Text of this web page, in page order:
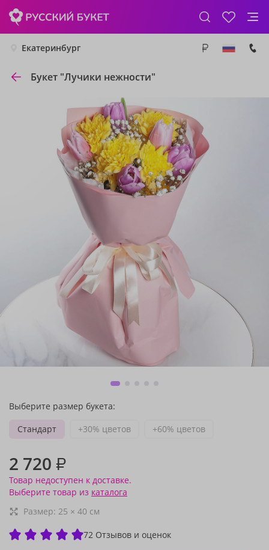
Екатеринбург
Букет "Лучики нежности"
Выберите размер букета:
Стандарт
+30% цветов +60% цветов
2 720 ₽
Товар недоступен к доставке.
Выберите товар из каталога
Размер: 25 × 40 см
72 Отзывов и оценок